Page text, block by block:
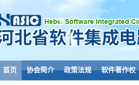
首页 协会简介 政策法规 软件著作权